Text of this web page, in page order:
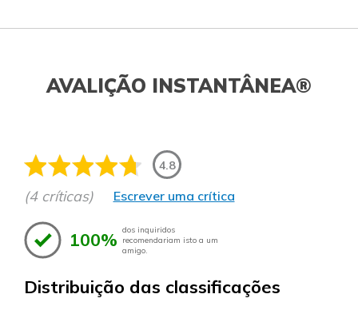
AVALIÇÃO INSTANTÂNEA®
4.8
(4 críticas) Escrever uma crítica
100% dos inquiridos
recomendariam isto a um
amigo.
Distribuição das classificações